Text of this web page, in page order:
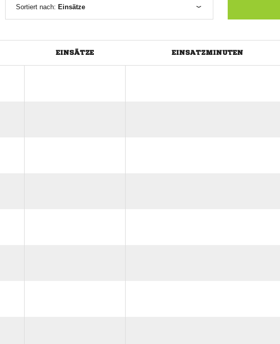
Sortiert nach: Einsätze
EINSÄTZE EINSATZMINUTEN